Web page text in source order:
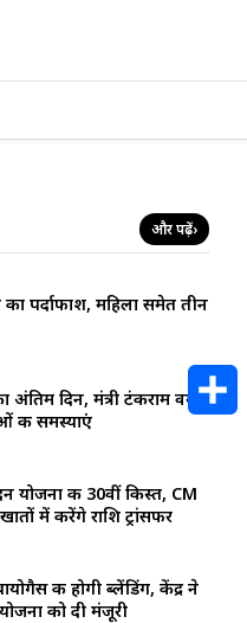
और पढ़ें›
पर्दाफाश, महिला समेत तीन
दिन, मंत्री टंकराम वर्मा
की समस्याएं
योजना की 30वीं किस्त, CM
में करेंगे राशि ट्रांसफर
की होगी ब्लेंडिंग, केंद्र ने
को दी मंजूरी
h
r